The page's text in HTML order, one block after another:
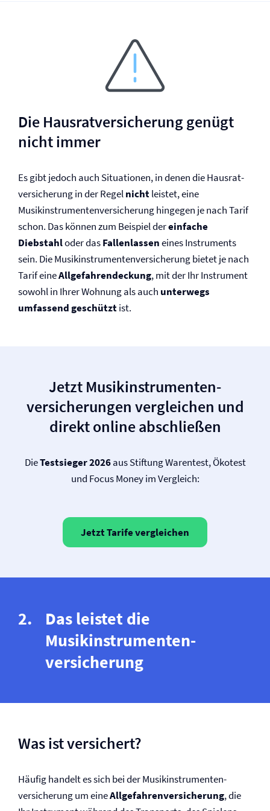
Die Hausrat­versicherung genügt
nicht immer
Es gibt jedoch auch Situationen, in denen die Hausrat­
versicherung in der Regelnichtleistet, eine
Musikinstrumenten­versicherung hingegen je nach Tarif
schon. Das können zum Beispiel dereinfache
Diebstahloder dasFallenlasseneines Instruments
sein. Die Musikinstrumenten­versicherung bietet je nach
Tarif eineAllgefahrendeckung, mit der Ihr Instrument
sowohl in Ihrer Wohnung als auch unterwegs
umfassend geschütztist.
Jetzt Musikinstrumenten­
versicherungen vergleichen und
direkt online abschließen
DieTestsieger 2026aus Stiftung Warentest, Ökotest
und Focus Money im Vergleich:
Jetzt Tarife vergleichen
Das leistet die
Musikinstrumenten­
versicherung
Was ist versichert?
Häufig handelt es sich bei der Musikinstrumenten­
versicherung um eineAllgefahren­versicherung, die